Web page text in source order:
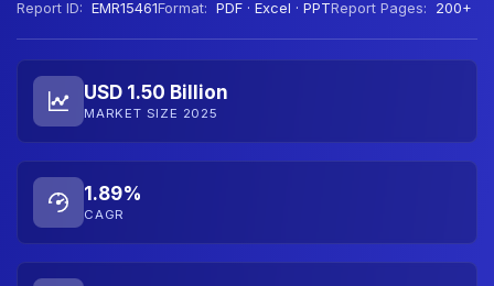
Report ID: EMR15461Format: PDF · Excel · PPTReport Pages: 200+
USD 1.50 Billion
MARKET SIZE 2025
1.89%
CAGR